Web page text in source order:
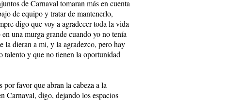
de Carnaval tomaran más en cuenta
de equipo y tratar de mantenerlo,
digo que voy a agradecer toda la vida
una murga grande cuando yo no tenía
la dieran a mi, y la agradezco, pero hay
talento y que no tienen la oportunidad
favor que abran la cabeza a la
Carnaval, digo, dejando los espacios